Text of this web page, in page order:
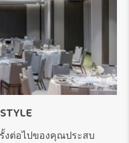
งต่อไปของคุณประสบ